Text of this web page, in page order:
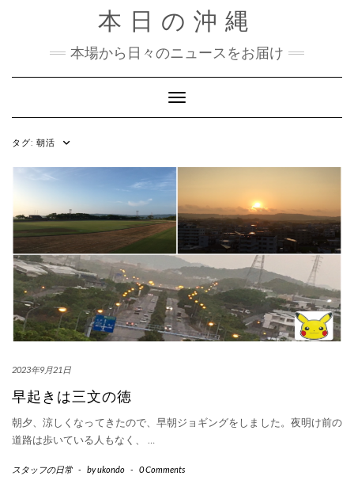
本日の沖縄
本場から日々のニュースをお届け
Toggle Navigation
タグ: 朝活
2023年9月21日
早起きは三文の徳
朝夕、涼しくなってきたので、早朝ジョギングをしました。夜明け前の
道路は歩いている人もなく、 …
スタッフの日常 - byukondo - 0 Comments